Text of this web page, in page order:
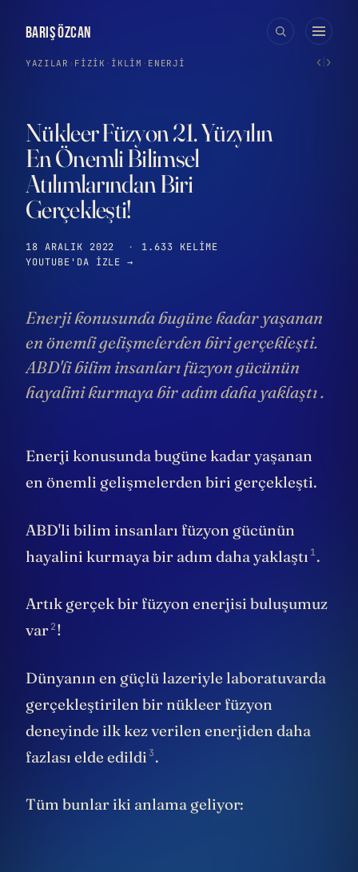
BARIŞ ÖZCAN
YAZILAR › FIZIK · İKLIM · ENERJI ‹›
Nükleer Füzyon 21. Yüzyılın
En Önemli Bilimsel
Atılımlarından Biri
Gerçekleşti!
18 ARALIK 2022 ·
1.633 KELIME
YOUTUBE'DA IZLE →
Enerji konusunda bugüne kadar yaşanan
en önemli gelişmelerden biri gerçekleşti.
ABD'li bilim insanları füzyon gücünün
hayalini kurmaya bir adım daha yaklaştı .
Enerji konusunda bugüne kadar yaşanan
en önemli gelişmelerden biri gerçekleşti.
ABD'li bilim insanları füzyon gücünün
hayalini kurmaya bir adım daha yaklaştı 1.
Artık gerçek bir füzyon enerjisi buluşumuz
var2!
Dünyanın en güçlü lazeriyle laboratuvarda
gerçekleştirilen bir nükleer füzyon
deneyinde ilk kez verilen enerjiden daha
fazlası elde edildi 3.
Tüm bunlar iki anlama geliyor: